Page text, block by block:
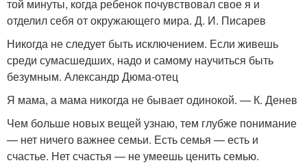
той минуты, когда ребенок почувствовал свое я и
отделил себя от окружающего мира. Д. И. Писарев
Никогда не следует быть исключением. Если живешь
среди сумасшедших, надо и самому научиться быть
безумным. Александр Дюма-отец
Я мама, а мама никогда не бывает одинокой. — К. Денев
Чем больше новых вещей узнаю, тем глубже понимание
— нет ничего важнее семьи. Есть семья — есть и
счастье. Нет счастья — не умеешь ценить семью.